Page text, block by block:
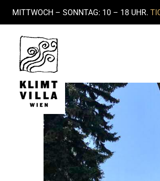
MITTWOCH – SONNTAG: 10 – 18 UHR.